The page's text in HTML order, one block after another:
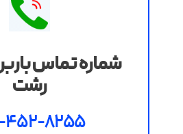
شماره تماس
رشت
452-8255